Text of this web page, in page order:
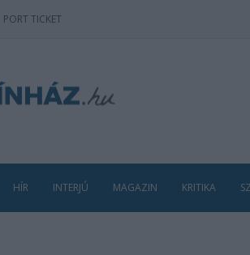
PORT TICKET
HÍR INTERJÚ MAGAZIN KRITIKA